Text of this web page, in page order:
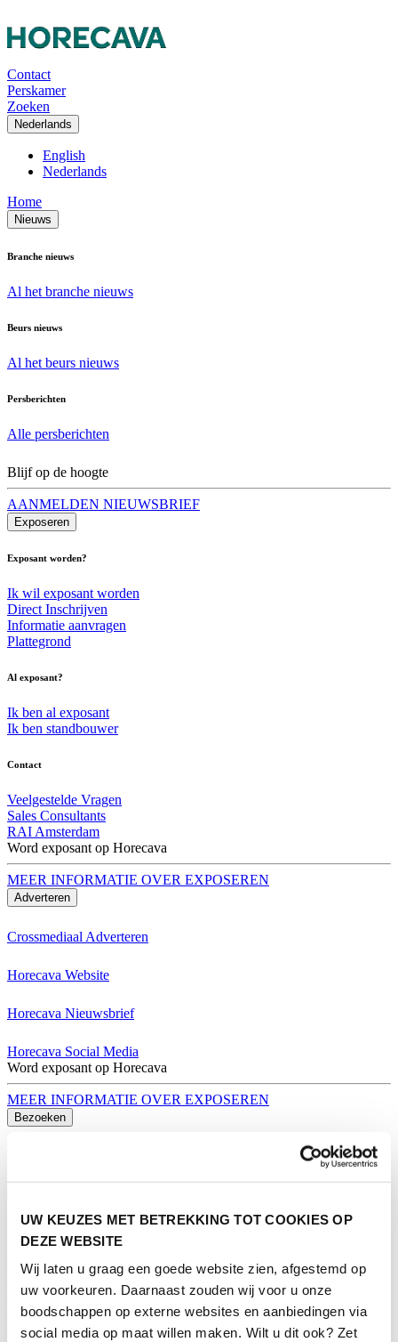
UW KEUZES MET BETREKKING TOT COOKIES OP
DEZE WEBSITE
Wij laten u graag een goede website zien, afgestemd op
uw voorkeuren. Daarnaast zouden wij voor u onze
boodschappen op externe websites en aanbiedingen via
social media op maat willen maken. Wilt u dit ook? Zet
Contact
Perskamer
Zoeken
Nederlands
English
Nederlands
Home
Nieuws
Branche nieuws
Al het branche nieuws
Beurs nieuws
Al het beurs nieuws
Persberichten
Alle persberichten
Blijf op de hoogte
AANMELDEN NIEUWSBRIEF
Exposeren
Exposant worden?
Ik wil exposant worden
Direct Inschrijven
Informatie aanvragen
Plattegrond
Al exposant?
Ik ben al exposant
Ik ben standbouwer
Contact
Veelgestelde Vragen
Sales Consultants
RAI Amsterdam
Word exposant op Horecava
MEER INFORMATIE OVER EXPOSEREN
Adverteren
Crossmediaal Adverteren
Horecava Website
Horecava Nieuwsbrief
Horecava Social Media
Word exposant op Horecava
MEER INFORMATIE OVER EXPOSEREN
Bezoeken
Programma
Terugblik
Activiteiten
Exposantenlijst
Plattegrond
Programma